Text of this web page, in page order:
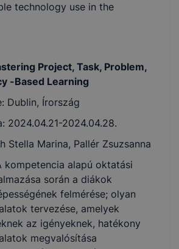
technology use in the
Project, Task, Problem,
-Based Learning
Dublin, Írország
2024.04.21-2024.04.28.
Stella Marina, Pallér Zsuzsanna
kompetencia alapú oktatási
során a diákok
felmérése; olyan
tervezése, amelyek
az igényeknek, hatékony
megvalósítása